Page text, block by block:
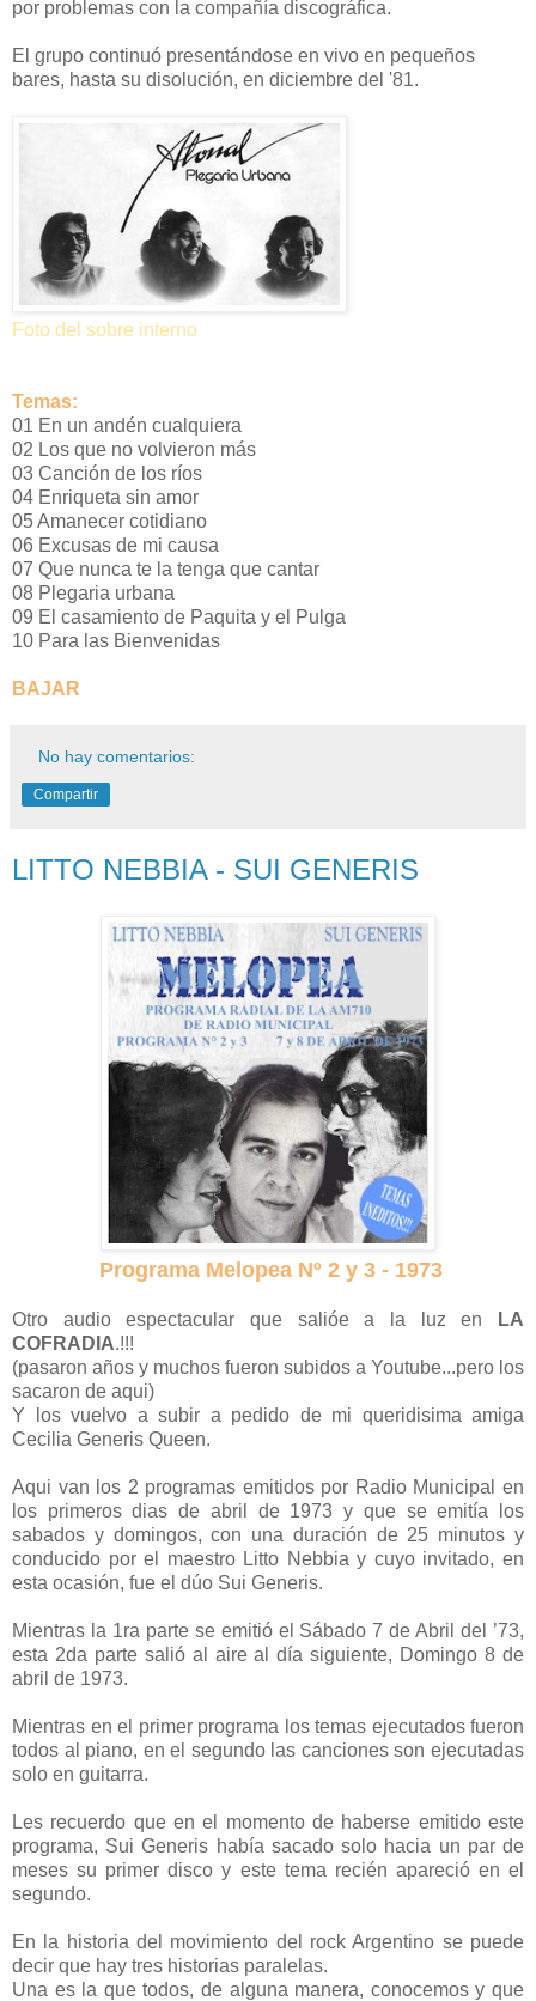
por problemas con la compañía discográfica.
El grupo continuó presentándose en vivo en pequeños
bares, hasta su disolución, en diciembre del '81.
Foto del sobre interno
Temas:
01 En un andén cualquiera
02 Los que no volvieron más
03 Canción de los ríos
04 Enriqueta sin amor
05 Amanecer cotidiano
06 Excusas de mi causa
07 Que nunca te la tenga que cantar
08 Plegaria urbana
09 El casamiento de Paquita y el Pulga
10 Para las Bienvenidas
BAJAR
No hay comentarios:
Compartir
LITTO NEBBIA - SUI GENERIS
Programa Melopea Nº 2 y 3 - 1973
Otro audio espectacular que salióe a la luz en
LA
COFRADIA.!!!
(pasaron años y muchos fueron subidos a Youtube...pero los
sacaron de aqui)
Y los vuelvo a subir a pedido de mi queridisima amiga
Cecilia Generis Queen.
Aqui van los 2 programas emitidos por Radio Municipal en
los primeros dias de abril de 1973 y que se emitía los
sabados y domingos, con una duración de 25 minutos y
conducido por el maestro Litto Nebbia y cuyo invitado, en
esta ocasión, fue el dúo Sui Generis.
Mientras la 1ra parte se emitió el Sábado 7 de Abril del ’73,
esta 2da parte salió al aire al día siguiente, Domingo 8 de
abril de 1973.
Mientras en el primer programa los temas ejecutados fueron
todos al piano, en el segundo las canciones son ejecutadas
solo en guitarra.
Les recuerdo que en el momento de haberse emitido este
programa, Sui Generis había sacado solo hacia un par de
meses su primer disco y este tema recién apareció en el
segundo.
En la historia del movimiento del rock Argentino se puede
decir que hay tres historias paralelas.
Una es la que todos, de alguna manera, conocemos y que